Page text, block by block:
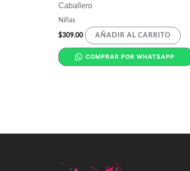
Caballero
Niñas
$309.00 AÑADIR AL CARRITO
COMPRAR POR WHATSAPP